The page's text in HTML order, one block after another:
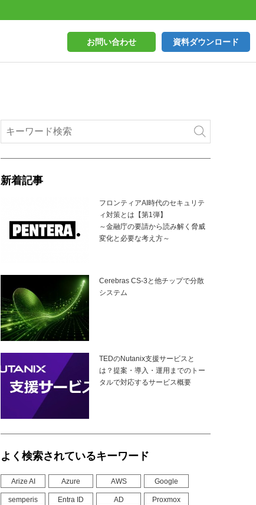
お問い合わせ 資料ダウンロード
新着記事
フロンティアAI時代のセキュリテ
ィ対策とは【第1弾】
～金融庁の要請から読み解く脅威
変化と必要な考え方～
Cerebras CS-3と他チップで分散
システム
TEDのNutanix支援サービスと
は？提案・導入・運用までのトー
タルで対応するサービス概要
よく検索されているキーワード
Arize AI Azure AWS Google
semperis Entra ID AD Proxmox